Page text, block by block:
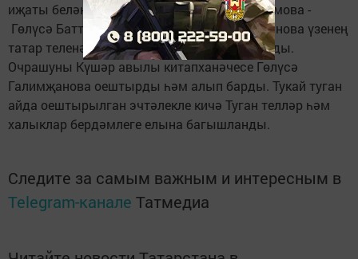
иҗаты белән дә таныштылар. Рүзилә Хашимова -
Гөлүсә Батталованың, ә Диләрә Габдрахманова үзенең
татар теленә багышлап язган шигырен укыды.
Очрашуны Күшәр авылы китапханәчесе Гөлүсә
Галимҗанова оештырды һәм алып барды. Тукай туган
айда оештырылган эчтәлекле кичә Туган телләр һәм
халыклар бердәмлеге елына багышланды.
Следите за самым важным и интересным в
Telegram-канале Татмедиа